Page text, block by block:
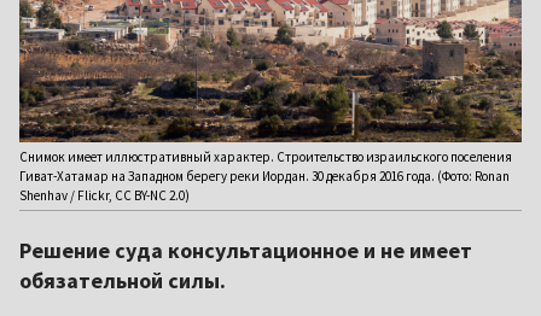
Снимок имеет иллюстративный характер. Строительство израильского поселения
Гиват-Хатамар на Западном берегу реки Иордан. 30 декабря 2016 года. (Фото: Ronan
Shenhav / Flickr, CC BY-NC 2.0)
Решение суда консультационное и не имеет
обязательной силы.